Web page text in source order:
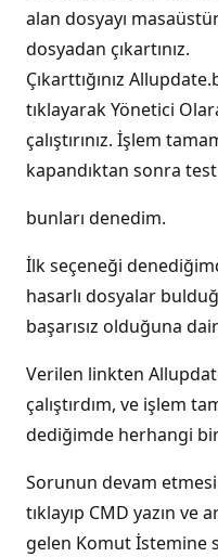
alan dosyayı
dosyadan çıkartınız.
Çıkarttığınız
tıklayarak Yönetici
çalıştırınız. İşlem
kapandıktan sonra
bunları denedim.
İlk seçeneği
hasarlı dosyalar
başarısız olduğuna
Verilen linkten
çalıştırdım, ve işlem
dediğimde herhangi
Sorunun devam
tıklayıp CMD yazın ve
gelen Komut İstemine